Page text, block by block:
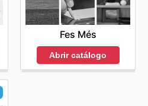
Fes Més
Abrir catálogo